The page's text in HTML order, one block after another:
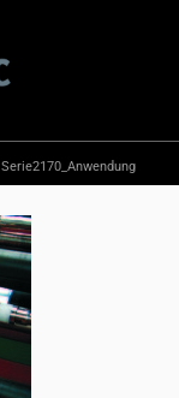
Serie2170_Anwendung